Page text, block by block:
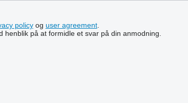
policyog user agreement.
på at formidle et svar på din anmodning.